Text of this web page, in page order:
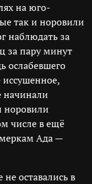
на юго-
так и норовили
наблюдать за
за пару минут
ослабевшего
иссушенное,
начинали
норовили
числе в ещё
Ада —
оставались в